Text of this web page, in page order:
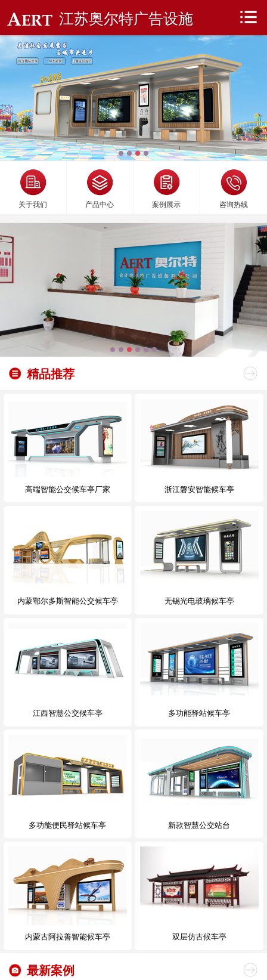
江苏奥尔特广告设施
关于我们 产品中心 案例展示 咨询热线
精品推荐
高端智能公交候车亭厂家 浙江磐安智能候车亭
内蒙鄂尔多斯智能公交候车亭 无锡光电玻璃候车亭
江西智慧公交候车亭 多功能驿站候车亭
多功能便民驿站候车亭 新款智慧公交站台
内蒙古阿拉善智能候车亭 双层仿古候车亭
最新案例